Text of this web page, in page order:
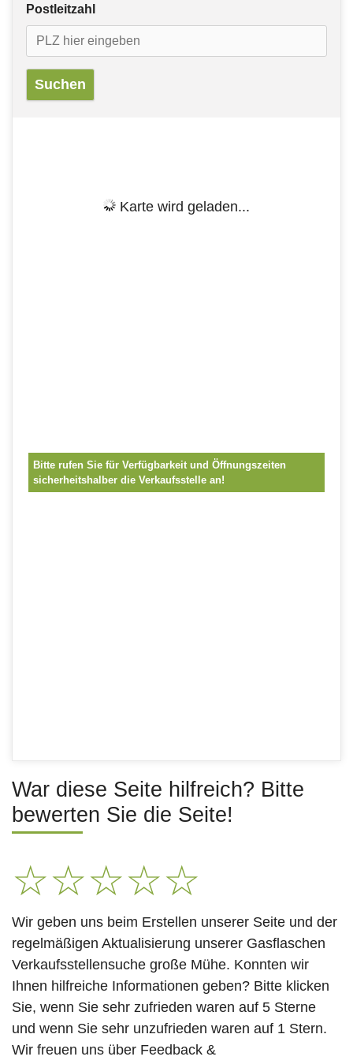
Postleitzahl
Karte wird geladen...
Bitte rufen Sie für Verfügbarkeit und Öffnungszeiten
sicherheitshalber die Verkaufsstelle an!
War diese Seite hilfreich? Bitte
bewerten Sie die Seite!
☆☆☆☆☆
Wir geben uns beim Erstellen unserer Seite und der
regelmäßigen Aktualisierung unserer Gasflaschen
Verkaufsstellensuche große Mühe. Konnten wir
Ihnen hilfreiche Informationen geben? Bitte klicken
Sie, wenn Sie sehr zufrieden waren auf 5 Sterne
und wenn Sie sehr unzufrieden waren auf 1 Stern.
Wir freuen uns über Feedback &